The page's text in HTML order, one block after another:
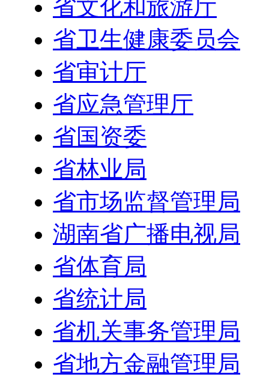
省文化和旅游厅
省卫生健康委员会
省审计厅
省应急管理厅
省国资委
省林业局
省市场监督管理局
湖南省广播电视局
省体育局
省统计局
省机关事务管理局
省地方金融管理局